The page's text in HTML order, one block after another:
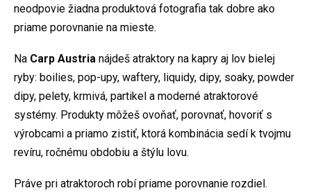
neodpovie žiadna produktová fotografia tak dobre ako
priame porovnanie na mieste.
Na Carp Austria nájdeš atraktory na kapry aj lov bielej
ryby: boilies, pop-upy, waftery, liquidy, dipy, soaky, powder
dipy, pelety, krmivá, partikel a moderné atraktorové
systémy. Produkty môžeš ovoňať, porovnať, hovoriť s
výrobcami a priamo zistiť, ktorá kombinácia sedí k tvojmu
revíru, ročnému obdobiu a štýlu lovu.
Práve pri atraktoroch robí priame porovnanie rozdiel.